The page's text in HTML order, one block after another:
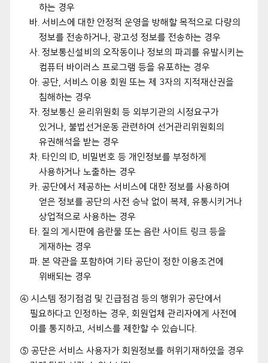
하는 경우
바. 서비스에 대한 안정적 운영을 방해할 목적으로 다량의
정보를 전송하거나, 광고성 정보를 전송하는 경우
사. 정보통신설비의 오작동이나 정보의 파괴를 유발시키는
컴퓨터 바이러스 프로그램 등을 유포하는 경우
아. 공단, 서비스 이용 회원 또는 제 3자의 지적재산권을
침해하는 경우
자. 정보통신 윤리위원회 등 외부기관의 시정요구가
있거나, 불법선거운동 관련하여 선거관리위원회의
유권해석을 받는 경우
차. 타인의 ID, 비밀번호 등 개인정보를 부정하게
사용하거나 노출하는 경우
카. 공단에서 제공하는 서비스에 대한 정보를 사용하여
얻은 정보를 공단의 사전 승낙 없이 복제, 유통시키거나
상업적으로 사용하는 경우
타. 질의 게시판에 음란물 또는 음란 사이트 링크 등을
게재하는 경우
파. 본 약관을 포함하여 기타 공단이 정한 이용조건에
위배되는 경우
④ 시스템 정기점검 및 긴급점검 등의 행위가 공단에서
필요하다고 인정하는 경우, 회원업체 관리자에게 사전에
이를 통지하고, 서비스를 제한할 수 있습니다.
⑤ 공단은 서비스 사용자가 회원정보를 허위기재하였을 경우